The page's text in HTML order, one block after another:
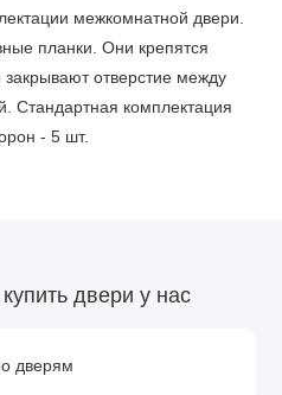
межкомнатной двери.
планки. Они крепятся
закрывают отверстие между
Стандартная комплектация
- 5 шт.
не входят.
дверь:
двери у нас
дверям